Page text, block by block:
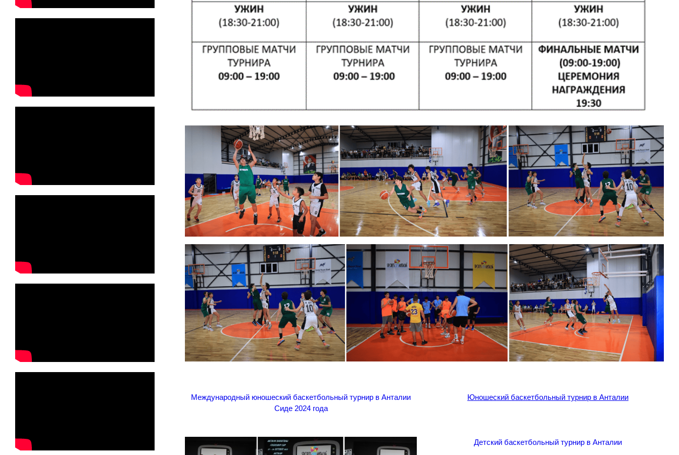
Международный юношеский баскетбольный турнир в Анталии
Сиде 2024 года
Юношеский баскетбольный турнир в Анталии
Детский баскетбольный турнир в Анталии